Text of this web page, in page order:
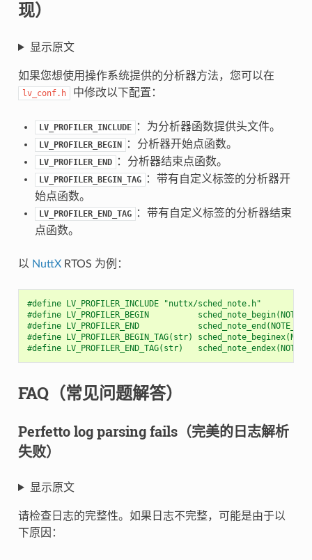
现）
显示原文
如果您想使用操作系统提供的分析器方法，您可以在
lv_conf.h 中修改以下配置：
LV_PROFILER_INCLUDE ：为分析器函数提供头文件。
LV_PROFILER_BEGIN ：分析器开始点函数。
LV_PROFILER_END ：分析器结束点函数。
LV_PROFILER_BEGIN_TAG
：带有自定义标签的分析器开
始点函数。
LV_PROFILER_END_TAG
：带有自定义标签的分析器结束
点函数。
以 NuttXRTOS 为例：
#define LV_PROFILER_INCLUDE "nuttx/sched_note.h"
#define LV_PROFILER_BEGIN
#define LV_PROFILER_END
#define LV_PROFILER_BEGIN_TAG(str)
#define LV_PROFILER_END_TAG(str)
FAQ（常见问题解答）
Perfetto log parsing fails（完美的日志解析
失败）
显示原文
请检查日志的完整性。如果日志不完整，可能是由于以
下原因：